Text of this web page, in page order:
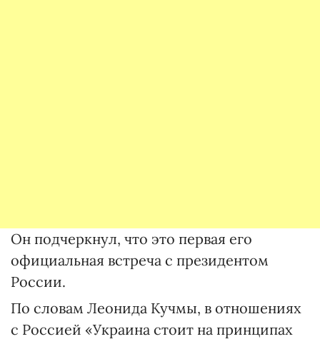
Он подчеркнул, что это первая его
официальная встреча с президентом
России.
По словам Леонида Кучмы, в отношениях
с Россией «Украина стоит на принципах